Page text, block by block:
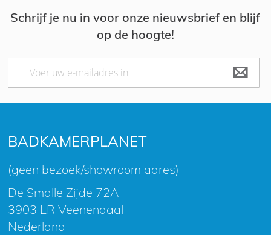
BADKAMERPLANET
(geen bezoek/showroom adres)
De Smalle Zijde 72A
3903 LR Veenendaal
Nederland
Schrijf je nu in voor onze nieuwsbrief en blijf
op de hoogte!
Abonneer
op
nieuwsbrief